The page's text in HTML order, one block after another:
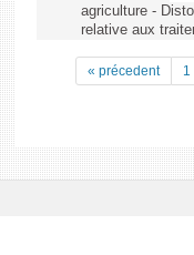
agriculture -
relative aux
« précedent 1